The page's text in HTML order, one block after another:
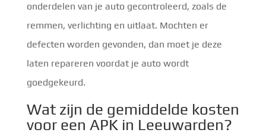
onderdelen van je auto gecontroleerd, zoals de
remmen, verlichting en uitlaat. Mochten er
defecten worden gevonden, dan moet je deze
laten repareren voordat je auto wordt
goedgekeurd.
Wat zijn de gemiddelde kosten
voor een APK in Leeuwarden?